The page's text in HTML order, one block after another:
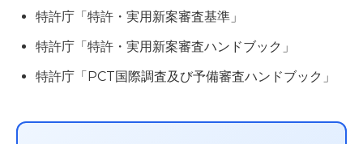
特許庁「特許・実用新案審査基準」
特許庁「特許・実用新案審査ハンドブック」
特許庁「PCT国際調査及び予備審査ハンドブック」